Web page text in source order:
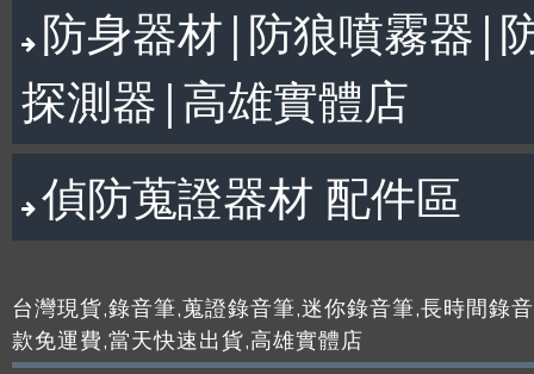
防身器材|防狼噴霧器|
探測器|高雄實體店
偵防蒐證器材 配件區
台灣現貨,錄音筆,蒐證錄音筆,迷你錄音筆,長時間錄
款免運費,當天快速出貨,高雄實體店